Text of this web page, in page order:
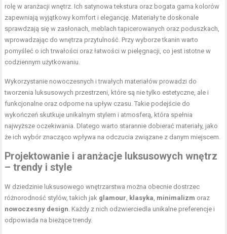
rolę w aranżacji wnętrz. Ich satynowa tekstura oraz bogata gama kolorów
zapewniają wyjątkowy komfort i elegancję. Materiały te doskonale
sprawdzają się w zasłonach, meblach tapicerowanych oraz poduszkach,
wprowadzając do wnętrza przytulność. Przy wyborze tkanin warto
pomyśleć o ich trwałości oraz łatwości w pielęgnacji, co jest istotne w
codziennym użytkowaniu.
Wykorzystanie nowoczesnych i trwałych materiałów prowadzi do
tworzenia luksusowych przestrzeni, które są nie tylko estetyczne, ale i
funkcjonalne oraz odporne na upływ czasu. Takie podejście do
wykończeń skutkuje unikalnym stylem i atmosferą, która spełnia
najwyższe oczekiwania. Dlatego warto starannie dobierać materiały, jako
że ich wybór znacząco wpływa na odczucia związane z danym miejscem.
Projektowanie i aranżacje luksusowych wnętrz
– trendy i style
W dziedzinie luksusowego wnętrzarstwa można obecnie dostrzec
różnorodność stylów, takich jak glamour, klasyka, minimalizm oraz
nowoczesny design. Każdy z nich odzwierciedla unikalne preferencje i
odpowiada na bieżące trendy.